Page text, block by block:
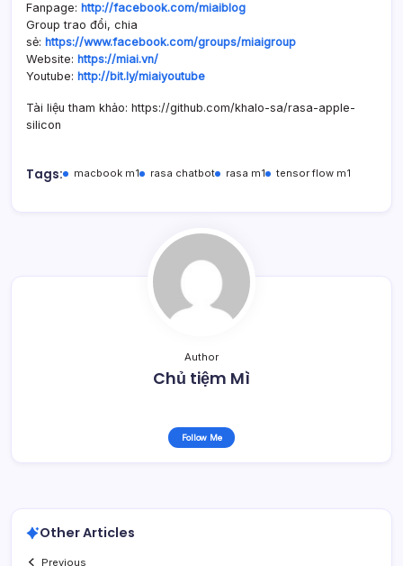
Fanpage: http://facebook.com/miaiblog
Group trao đổi, chia
sẻ: https://www.facebook.com/groups/miaigroup
Website: https://miai.vn/
Youtube: http://bit.ly/miaiyoutube
Tài liệu tham khảo: https://github.com/khalo-sa/rasa-apple-
silicon
Tags: macbook m1 rasa chatbot rasa m1 tensor flow m1
Author
Chủ tiệm Mì
Follow Me
Other Articles
Previous